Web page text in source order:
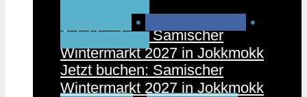
Jetzt buchen: Samischer
Wintermarkt 2027 in Jokkmokk
•
•
Jetzt buchen: Samischer
Wintermarkt 2027 in Jokkmokk